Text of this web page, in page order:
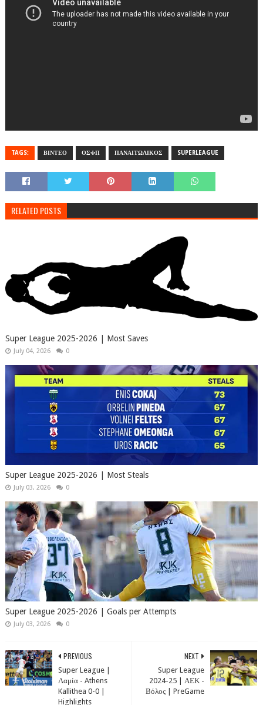
TAGS: ΒΙΝΤΕΟ ΟΣΦΠ ΠΑΝΑΙΤΩΛΙΚΟΣ SUPERLEAGUE
RELATED POSTS
Super League 2025-2026 | Most Saves
July 04, 2026 0
Super League 2025-2026 | Most Steals
July 03, 2026 0
Super League 2025-2026 | Goals per Attempts
July 03, 2026 0
NEXT
Super League
2024-25 | ΑΕΚ -
Βόλος | PreGame
PREVIOUS
Super League |
Λαμία - Athens
Kallithea 0-0 |
Highlights